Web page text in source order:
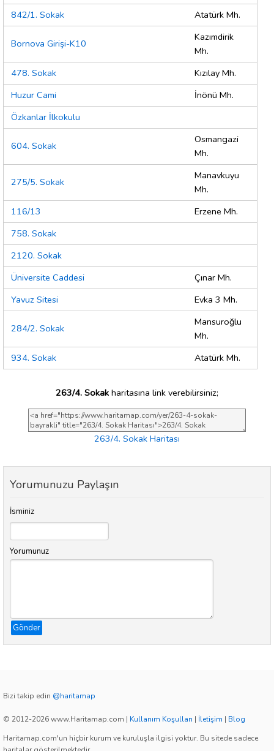
842/1. Sokak
Atatürk Mh.
Bornova Girişi-K10
Kazımdirik
Mh.
478. Sokak
Kızılay Mh.
Huzur Cami
İnönü Mh.
Özkanlar İlkokulu
604. Sokak
Osmangazi
Mh.
275/5. Sokak
Manavkuyu
Mh.
116/13
Erzene Mh.
758. Sokak
2120. Sokak
Üniversite Caddesi
Çınar Mh.
Yavuz Sitesi
Evka 3 Mh.
284/2. Sokak
Mansuroğlu
Mh.
934. Sokak
Atatürk Mh.
263/4. Sokak haritasına link verebilirsiniz;
263/4. Sokak Haritası
Yorumunuzu Paylaşın
İsminiz
Yorumunuz
Gönder
Bizi takip edin @haritamap
© 2012-2026 www.Haritamap.com | Kullanım Koşulları | İletişim | Blog
Haritamap.com'un hiçbir kurum ve kuruluşla ilgisi yoktur. Bu sitede sadece